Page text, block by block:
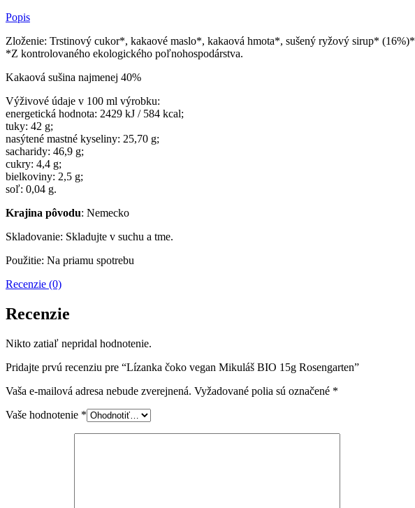
Popis
Zloženie: Trstinový cukor*, kakaové maslo*, kakaová hmota*, sušený ryžový sirup* (16%)*
*Z kontrolovaného ekologického poľnohospodárstva.
Kakaová sušina najmenej 40%
Výživové údaje v 100 ml výrobku:
energetická hodnota: 2429 kJ / 584 kcal;
tuky: 42 g;
nasýtené mastné kyseliny: 25,70 g;
sacharidy: 46,9 g;
cukry: 4,4 g;
bielkoviny: 2,5 g;
soľ: 0,04 g.
Krajina pôvodu: Nemecko
Skladovanie: Skladujte v suchu a tme.
Použitie: Na priamu spotrebu
Recenzie (0)
Recenzie
Nikto zatiaľ nepridal hodnotenie.
Pridajte prvú recenziu pre “Lízanka čoko vegan Mikuláš BIO 15g Rosengarten”
Vaša e-mailová adresa nebude zverejnená. Vyžadované polia sú označené *
Vaše hodnotenie *